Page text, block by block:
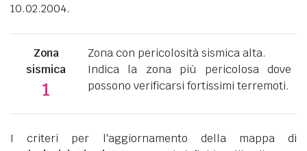
10.02.2004.
Zona
sismica
1
Zona con pericolosità sismica alta.
Indica la zona più pericolosa dove
possono verificarsi fortissimi terremoti.
I criteri per l'aggiornamento della mappa di